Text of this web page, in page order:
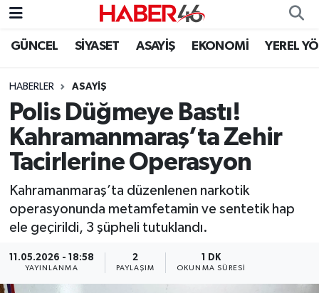
GÜNCEL SİYASET ASAYİŞ EKONOMİ YEREL
HABERLER ASAYİŞ
Polis Düğmeye Bastı!
Kahramanmaraş’ta Zehir
Tacirlerine Operasyon
Kahramanmaraş’ta düzenlenen narkotik
operasyonunda metamfetamin ve sentetik hap
ele geçirildi, 3 şüpheli tutuklandı.
11.05.2026 - 18:58
YAYINLANMA
2
PAYLAŞIM
1 DK
OKUNMA SÜRESI
GÜNCEL
SİYASET
EKONOMİ
SPOR
YAŞAM
TEKNOLOJİ
SAĞLIK
Nöbetçi Eczaneler
Hava Durumu
Kahramanmaraş Namaz Vakitleri
Trafik Durumu
Süper Lig Puan Durumu ve Fikstür
Tüm Manşetler
Son Dakika Haberleri